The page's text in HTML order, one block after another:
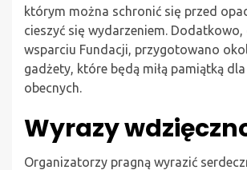
którym można schronić się przed
cieszyć się wydarzeniem. Dodatkowo,
wsparciu Fundacji, przygotowano
gadżety, które będą miłą pamiątką
obecnych.
Wyrazy
Organizatorzy pragną wyrazić